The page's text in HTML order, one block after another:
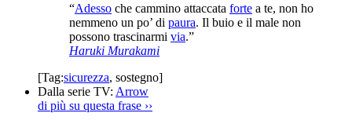
“Adesso che cammino attaccata forte a te, non ho
nemmeno un po’ di paura. Il buio e il male non
possono trascinarmi via.”
Haruki Murakami
[Tag:sicurezza, sostegno]
Dalla serie TV: Arrow
di più su questa frase ››